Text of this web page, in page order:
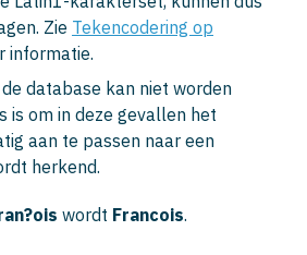
Zie Tekencodering op
informatie.
database kan niet worden
is om in deze gevallen het
aan te passen naar een
herkend.
wordt Francois.